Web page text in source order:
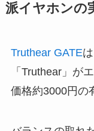
派イヤホンの
Truthear GATE
「Truthear」が
価格約3000円の